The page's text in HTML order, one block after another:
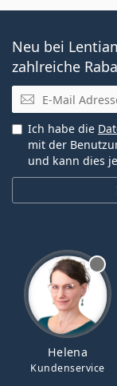
Neu bei
zahlreiche
E-Mail
Ich habe die
mit der
und kann dies
Helena
Kundenservice